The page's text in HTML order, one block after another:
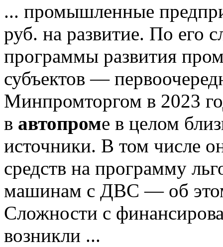
... промышленные
руб. на развитие. По его
программы развития
субъектов —
Минпромторгом в 2023
в автопроме в целом
источники. В том числе
средств на программу
машинам с ДВС — об
Сложности с
возникли ...